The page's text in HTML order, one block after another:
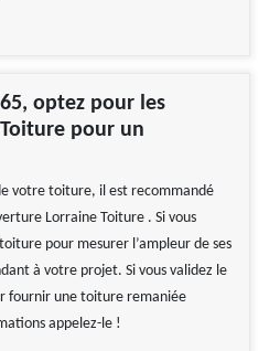
optez pour les
pour un
votre toiture, il est recommandé
Lorraine Toiture . Si vous
pour mesurer l’ampleur de ses
à votre projet. Si vous validez le
fournir une toiture remaniée
appelez-le !